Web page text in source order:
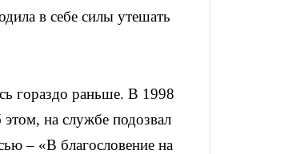
в себе силы утешать
гораздо раньше. В 1998
на службе подозвал
– «В благословение на